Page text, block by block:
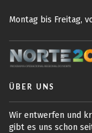
Montag bis Freitag,
ÜBER UNS
Wir entwerfen und
gibt es uns schon